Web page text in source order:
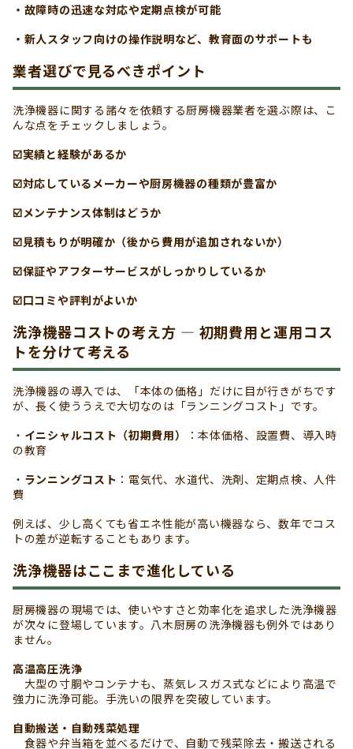
・故障時の迅速な対応や定期点検が可能
・新人スタッフ向けの操作説明など、教育面のサポートも
業者選びで見るべきポイント
洗浄機器に関する諸々を依頼する厨房機器業者を選ぶ際は、こ
んな点をチェックしましょう。
☑️実績と経験があるか
☑️対応しているメーカーや厨房機器の種類が豊富か
☑️メンテナンス体制はどうか
☑️見積もりが明確か（後から費用が追加されないか）
☑️保証やアフターサービスがしっかりしているか
☑️口コミや評判がよいか
洗浄機器コストの考え方 ― 初期費用と運用コス
トを分けて考える
洗浄機器の導入では、「本体の価格」だけに目が行きがちです
が、長く使ううえで大切なのは「ランニングコスト」です。
・ イニシャルコスト（初期費用）
：本体価格、設置費、導入時
の教育
・ ランニングコスト ：電気代、水道代、洗剤、定期点検、人件
費
例えば、少し高くても省エネ性能が高い機器なら、数年でコス
トの差が逆転することもあります。
洗浄機器はここまで進化している
厨房機器の現場では、使いやすさと効率化を追求した洗浄機器
が次々に登場しています。八木厨房の洗浄機器も例外ではあり
ません。
高温高圧洗浄
大型の寸胴やコンテナも、蒸気レスガス式などにより高温で
強力に洗浄可能。手洗いの限界を突破しています。
自動搬送・自動残菜処理
食器や弁当箱を並べるだけで、自動で残菜除去・搬送される